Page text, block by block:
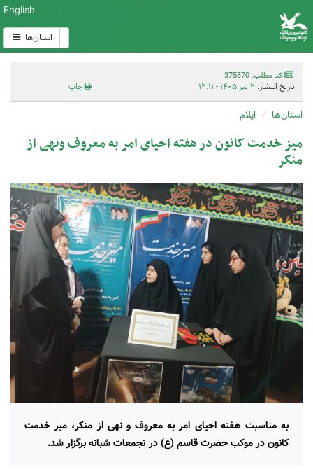
English
استان‌ها
کد مطلب: 375370
تاریخ انتشار: ۲ تیر ۱۴۰۵ - ۱۲:۱۱ چاپ
استان‌ها ایلام
میز خدمت کانون در هفته احیای امر به معروف ونهی از
منکر
به مناسبت هفته احیای امر به معروف و نهی از منکر، میز خدمت
کانون در موکب حضرت قاسم (ع) در تجمعات شبانه برگزار شد.